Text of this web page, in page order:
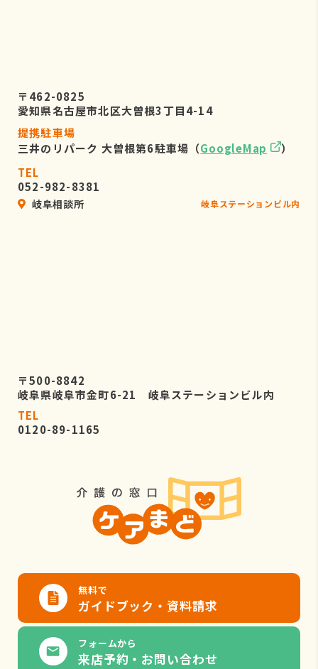
〒462-0825
愛知県名古屋市北区大曽根3丁目4-14
提携駐車場
三井のリパーク 大曽根第6駐車場（GoogleMap
）
TEL
052-982-8381
岐阜相談所 岐阜ステーションビル内
〒500-8842
岐阜県岐阜市金町6-21 岐阜ステーションビル内
TEL
0120-89-1165
無料で
ガイドブック・資料請求
フォームから
来店予約・お問い合わせ